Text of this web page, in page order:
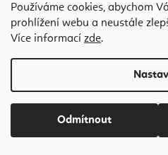
Používáme cookies, abychom
prohlížení webu a neustále
Více informací zde.
Odmítnout
Skladem
692
Bestseller